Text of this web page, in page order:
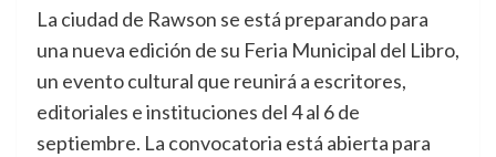
La ciudad de Rawson se está preparando para
una nueva edición de su Feria Municipal del Libro,
un evento cultural que reunirá a escritores,
editoriales e instituciones del 4 al 6 de
septiembre. La convocatoria está abierta para